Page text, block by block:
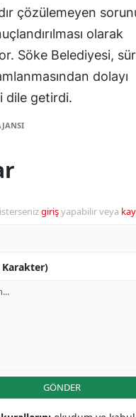
çözülemeyen
olarak
Söke Belediyesi,
dolayı
dile getirdi.
girişyapabilir veya
Karakter)
GÖNDER